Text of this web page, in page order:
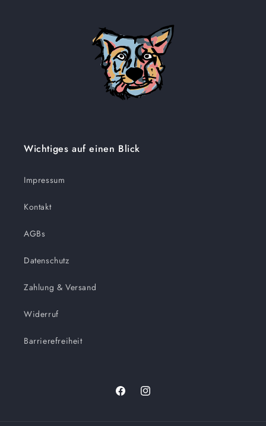
Wichtiges auf einen Blick
Impressum
Kontakt
AGBs
Datenschutz
Zahlung & Versand
Widerruf
Barrierefreiheit
FacebookInstagram